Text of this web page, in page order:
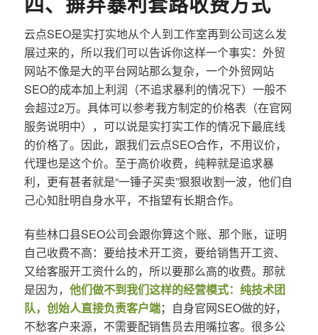
云点SEO是实打实地从个人到工作室再到公司这么发
展过来的，所以我们可以告诉你这样一个事实：外贸
网站不像是大的平台网站那么复杂，一个外贸网站
SEO的成本加上利润（不追求暴利的情况下）一般不
会超过2万。具体可以参考我方制定的价格表（在官网
服务说明中），可以说是实打实工作的情况下最底线
的价格了。因此，跟我们云点SEO合作，不用议价，
代理也是这个价。至于高价收费，纯粹就是追求暴
利，更有甚者就是“一锤子买卖”狠狠收割一波，他们自
己心知肚明自身水平，不指望有长期合作。
有些林口县SEO公司会跟你算这个账、那个账，证明
自己收费不高：要给技术开工资，要给销售开工资、
又给客服开工资什么的，所以要那么高的收费。那就
是因为， 他们做不到我们这样的经营模式：纯技术团
队，创始人直接负责客户端；自身官网SEO做的好，
不愁客户来源，不需要配销售员去用嘴拉客。很多公